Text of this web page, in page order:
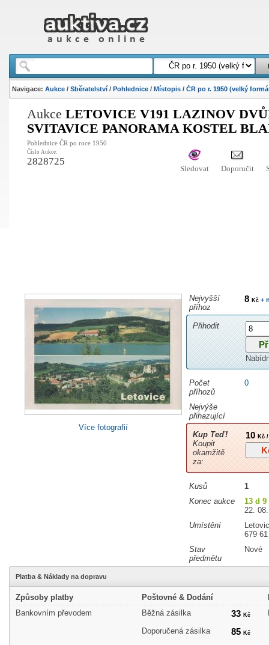
Navigace: Aukce/ Sběratelství/ Pohlednice/ Místopis/ ČR po r. 1950 (velký
Aukce LETOVICE V191 LAZINOV
SVITAVICE PANORAMA KOSTEL
Pohlednice ČR po roce 1950
Číslo Aukce:
2828725
Sledovat Doporučit
Více fotografií
Nejvyšší
příhoz
8 Kč+
Přihodit
Počet
příhozů
0
Nejvýše
přihazující
Kup Teď!
Koupit
okamžitě
za:
10Kč
Kusů
1
Konec aukce
13 d 9
22.
Umístění
679 61
Stav
předmětu
Nové
Platba & Náklady na dopravu
Způsoby platby
Bankovním převodem
Poštovné & Dodání
Běžná zásilka
33 Kč
Doporučená zásilka 85 Kč